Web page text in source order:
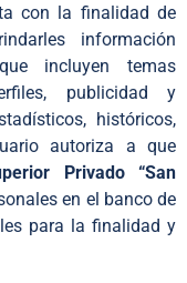
con la finalidad de
información
incluyen temas
publicidad y
históricos,
autoriza a que
Privado “San
en el banco de
para la finalidad y